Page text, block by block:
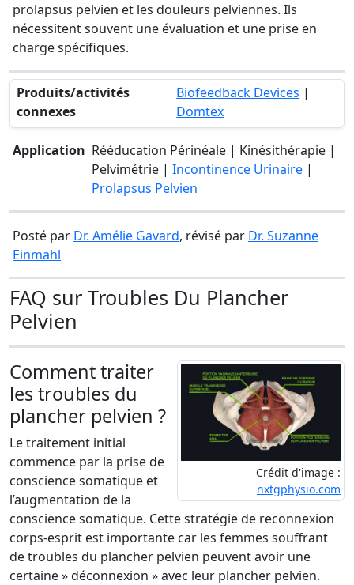
prolapsus pelvien et les douleurs pelviennes. Ils
nécessitent souvent une évaluation et une prise en
charge spécifiques.
Produits/activités
connexes
Biofeedback Devices |
Domtex
Application Rééducation Périnéale | Kinésithérapie |
Pelvimétrie | Incontinence Urinaire |
Prolapsus Pelvien
Posté par Dr. Amélie Gavard, révisé par Dr. Suzanne
Einmahl
FAQ sur Troubles Du Plancher
Pelvien
Crédit d'image :
nxtgphysio.com
Comment traiter
les troubles du
plancher pelvien ?
Le traitement initial
commence par la prise de
conscience somatique et
l’augmentation de la
conscience somatique. Cette stratégie de reconnexion
corps-esprit est importante car les femmes souffrant
de troubles du plancher pelvien peuvent avoir une
certaine » déconnexion » avec leur plancher pelvien.